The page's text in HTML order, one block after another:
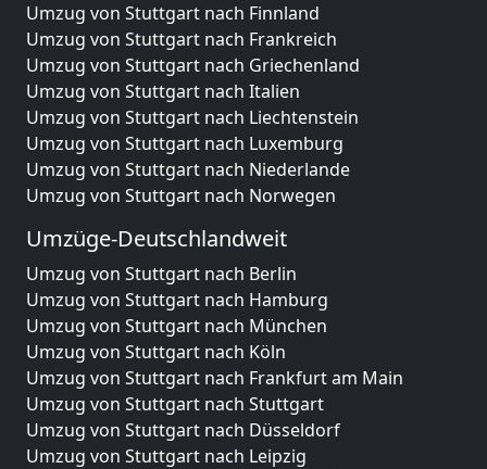
Umzug von Stuttgart nach Finnland
Umzug von Stuttgart nach Frankreich
Umzug von Stuttgart nach Griechenland
Umzug von Stuttgart nach Italien
Umzug von Stuttgart nach Liechtenstein
Umzug von Stuttgart nach Luxemburg
Umzug von Stuttgart nach Niederlande
Umzug von Stuttgart nach Norwegen
Umzüge-Deutschlandweit
Umzug von Stuttgart nach Berlin
Umzug von Stuttgart nach Hamburg
Umzug von Stuttgart nach München
Umzug von Stuttgart nach Köln
Umzug von Stuttgart nach Frankfurt am Main
Umzug von Stuttgart nach Stuttgart
Umzug von Stuttgart nach Düsseldorf
Umzug von Stuttgart nach Leipzig